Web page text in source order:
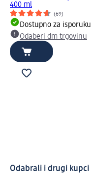
400 ml
(69)
Dostupno za isporuku
Odaberi dm trgovinu
Odabrali i drugi kupci